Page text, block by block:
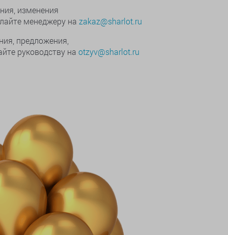
изменения
менеджеру на zakaz@sharlot.ru
предложения,
руководству на otzyv@sharlot.ru